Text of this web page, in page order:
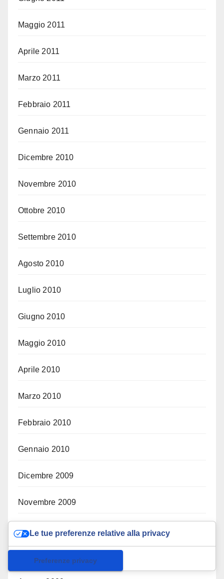
Maggio 2011
Aprile 2011
Marzo 2011
Febbraio 2011
Gennaio 2011
Dicembre 2010
Novembre 2010
Ottobre 2010
Settembre 2010
Agosto 2010
Luglio 2010
Giugno 2010
Maggio 2010
Aprile 2010
Marzo 2010
Febbraio 2010
Gennaio 2010
Dicembre 2009
Novembre 2009
Ottobre 2009
Le tue preferenze relative alla privacy
Informativa sulla raccolta